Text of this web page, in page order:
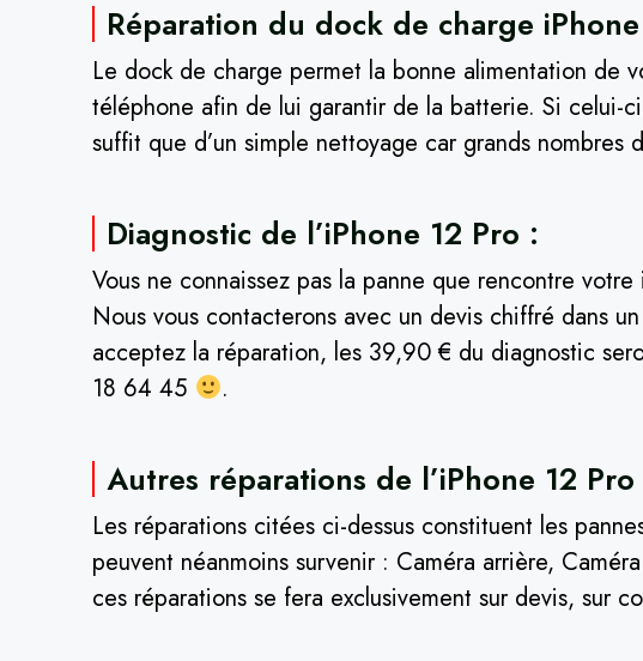
Réparation du dock de charge
Le dock de charge permet la bonne alimentation de
téléphone afin de lui garantir de la batterie. Si celui-
suffit que d’un simple nettoyage car grands
Diagnostic de l’iPhone 12 Pro :
Vous ne connaissez pas la panne que rencontre
Nous vous contacterons avec un devis chiffré dans
acceptez la réparation, les 39,90 € du diagnostic
18 64 45
.
Autres réparations de l’iPhone 12 Pro
Les réparations citées ci-dessus constituent les
peuvent néanmoins survenir : Caméra arrière,
ces réparations se fera exclusivement sur devis, sur